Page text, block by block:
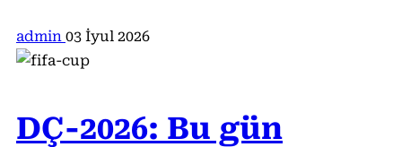
admin 03 İyul 2026
DÇ-2026: Bu gün